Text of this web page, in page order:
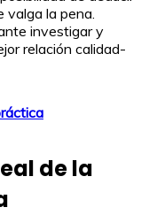
valga la pena.
investigar y
relación calidad-
de la